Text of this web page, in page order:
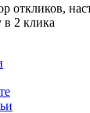
откликов,
в 2 клика